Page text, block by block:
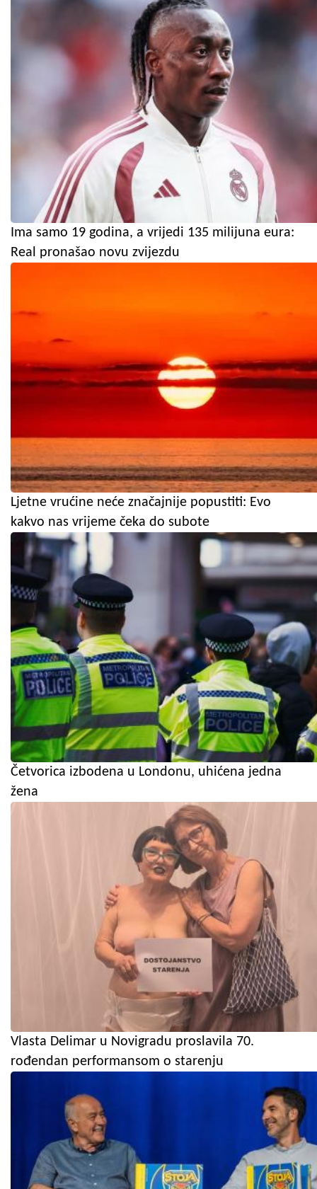
Ima samo 19 godina, a vrijedi 135 milijuna eura:
Real pronašao novu zvijezdu
Ljetne vrućine neće značajnije popustiti: Evo
kakvo nas vrijeme čeka do subote
Četvorica izbodena u Londonu, uhićena jedna
žena
Vlasta Delimar u Novigradu proslavila 70.
rođendan performansom o starenju